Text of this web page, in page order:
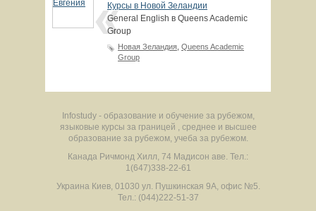
Курсы в Новой Зеландии
General English в Queens Academic
Group
Новая Зеландия Queens Academic
Group
Infostudy - образование и обучение за рубежом,
языковые курсы за границей , среднее и высшее
образование за рубежом, учеба за рубежом.
Канада Ричмонд Хилл, 74 Мадисон аве. Тел.:
1(647)338-22-61
Украина Киев, 01030 ул. Пушкинская 9А, офис №5.
Тел.: (044)222-51-37